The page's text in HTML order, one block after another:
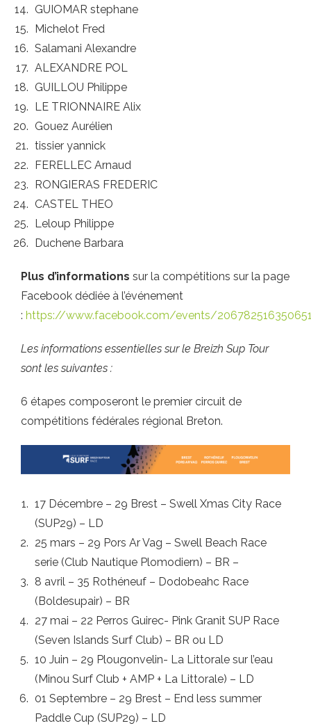
GUIOMAR stephane
Michelot Fred
Salamani Alexandre
ALEXANDRE POL
GUILLOU Philippe
LE TRIONNAIRE Alix
Gouez Aurélien
tissier yannick
FERELLEC Arnaud
RONGIERAS FREDERIC
CASTEL THEO
Leloup Philippe
Duchene Barbara
Plus d’informations sur la compétitions sur la page
Facebook dédiée à l’événement
: https://www.facebook.com/events/
Les informations essentielles sur le Breizh Sup Tour
sont les suivantes :
6 étapes composeront le premier circuit de
compétitions fédérales régional Breton.
17 Décembre – 29 Brest – Swell Xmas City Race
(SUP29) – LD
25 mars – 29 Pors Ar Vag – Swell Beach Race
serie (Club Nautique Plomodiern) – BR –
8 avril – 35 Rothéneuf – Dodobeahc Race
(Boldesupair) – BR
27 mai – 22 Perros Guirec- Pink Granit SUP Race
(Seven Islands Surf Club) – BR ou LD
10 Juin – 29 Plougonvelin- La Littorale sur l’eau
(Minou Surf Club + AMP + La Littorale) – LD
01 Septembre – 29 Brest – End less summer
Paddle Cup (SUP29) – LD